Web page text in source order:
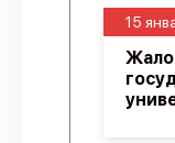
15